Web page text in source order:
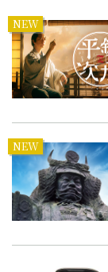
NEW
NEW